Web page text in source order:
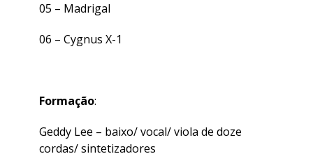
05 – Madrigal
06 – Cygnus X-1
Formação:
Geddy Lee – baixo/ vocal/ viola de doze
cordas/ sintetizadores